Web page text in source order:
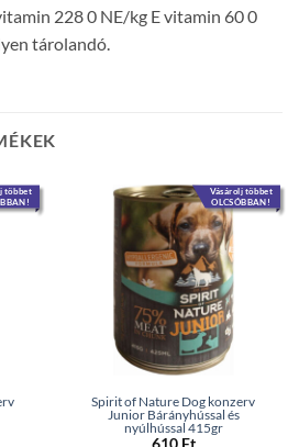
228 0 NE/kg E vitamin 60 0
tárolandó.
többet
Vásárolj többet
OLCSÓBBAN!
Spirit of Nature Dog konzerv
Junior Bárányhússal és
nyúlhússal 415gr
610 Ft